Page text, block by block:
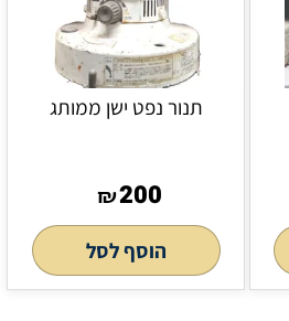
תנור נפט ישן ממותג
₪200
הוסף לסל